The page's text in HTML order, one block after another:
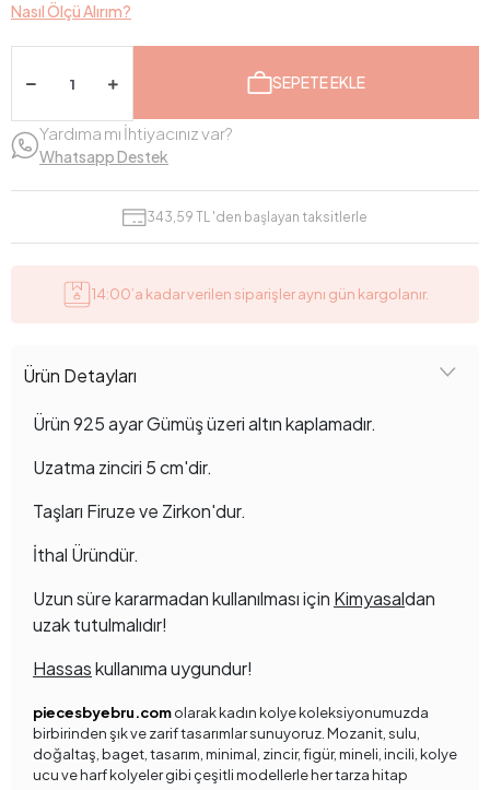
Nasıl Ölçü Alırım?
SEPETE EKLE
Yardıma mı İhtiyacınız var?
Whatsapp Destek
343,59 TL 'den başlayan taksitlerle
14:00’a kadar verilen siparişler aynı gün kargolanır.
Ürün Detayları
Ürün 925 ayar Gümüş üzeri altın kaplamadır.
Uzatma zinciri 5 cm'dir.
Taşları Firuze ve Zirkon'dur.
İthal Üründür.
Uzun süre kararmadan kullanılması için Kimyasaldan
uzak tutulmalıdır!
Hassaskullanıma uygundur!
piecesbyebru.comolarak kadın kolye koleksiyonumuzda
birbirinden şık ve zarif tasarımlar sunuyoruz. Mozanit, sulu,
doğaltaş, baget, tasarım, minimal, zincir, figür, mineli, incili, kolye
ucu ve harf kolyeler gibi çeşitli modellerle her tarza hitap